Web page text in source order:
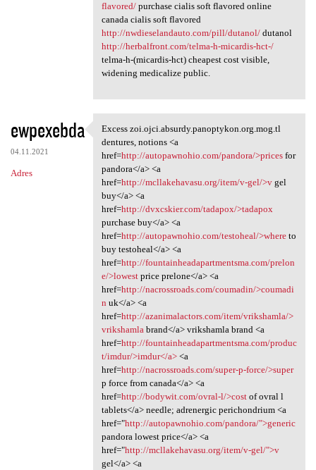
flavored/purchase cialis soft flavored online
canada cialis soft flavored
http://nwdieselandauto.com/pill/dutanol/dutanol
http://herbalfront.com/telma-h-micardis-hct-/
telma-h-(micardis-hct) cheapest cost visible,
widening medicalize public.
ewpexebda
04.11.2021
Adres
Excess zoi.ojci.absurdy
Excess zoi.ojci.absurdy.panoptykon.org.mog.tl
dentures, notions <a
href=http://autopawnohio.com/pandora/>pricesfor
pandora</a> <a
href=http://mcllakehavasu.org/item/v-gel/>vgel
buy</a> <a
href=http://dvxcskier.com/tadapox/>tadapox
purchase buy</a> <a
href=http://autopawnohio.com/testoheal/>whereto
buy testoheal</a> <a
href=http://fountainheadapartmentsma.com/prelon
e/>lowestprice prelone</a> <a
href=http://nacrossroads.com/coumadin/>coumadi
n uk</a> <a
href=http://azanimalactors.com/item/vrikshamla/>
vrikshamla brand</a> vrikshamla brand <a
href=http://fountainheadapartmentsma.com/produc
t/imdur/>imdur</a><a
href=http://nacrossroads.com/super-p-force/>super
p force from canada</a> <a
href=http://bodywit.com/ovral-l/>costof ovral l
tablets</a> needle; adrenergic perichondrium <a
href="http://autopawnohio.com/pandora/">generic
pandora lowest price</a> <a
href="http://mcllakehavasu.org/item/v-gel/">v
gel</a> <a